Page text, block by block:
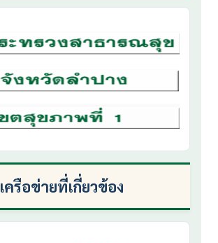
เครือข่ายที่เกี่ยวข้อง